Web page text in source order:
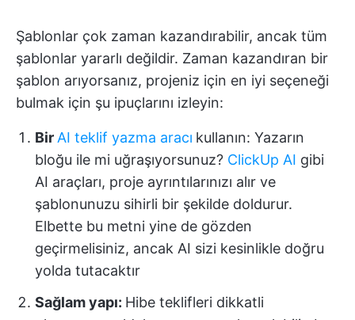
Şablonlar çok zaman kazandırabilir, ancak tüm
şablonlar yararlı değildir. Zaman kazandıran bir
şablon arıyorsanız, projeniz için en iyi seçeneği
bulmak için şu ipuçlarını izleyin:
Bir AI teklif yazma aracı kullanın: Yazarın
bloğu ile mi uğraşıyorsunuz? ClickUp AI gibi
AI araçları, proje ayrıntılarınızı alır ve
şablonunuzu sihirli bir şekilde doldurur.
Elbette bu metni yine de gözden
geçirmelisiniz, ancak AI sizi kesinlikle doğru
yolda tutacaktır
Sağlam yapı: Hibe teklifleri dikkatli